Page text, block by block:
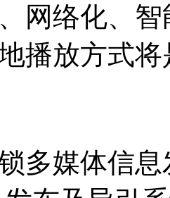
网络化、
播放方式
媒体信息